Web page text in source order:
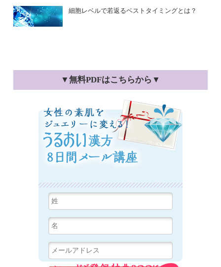
細胞レベルで若返るベストタイミングとは？
▼無料PDFはこちらから▼
女性の素